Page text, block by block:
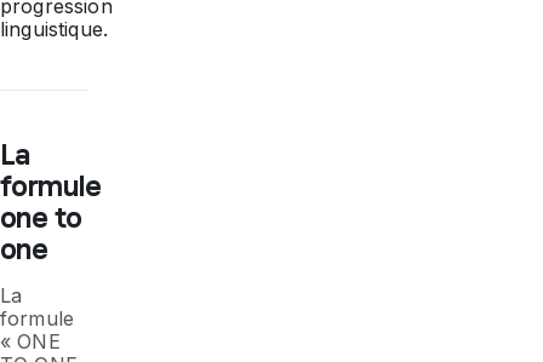
progression
linguistique.
La
formule
one to
one
La
formule
« ONE